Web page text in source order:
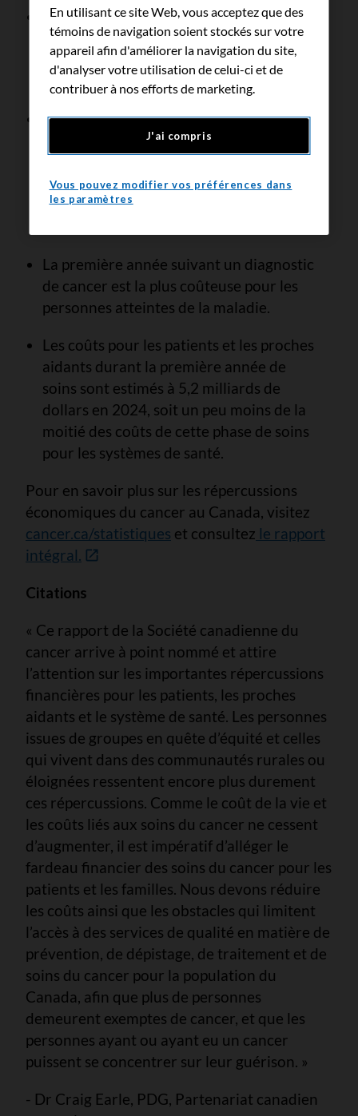
Les coûts pour le système de santé
devraient représenter 80 % des coûts du
cancer pour la société, soit environ 30,2
milliards de dollars en 2024.
Les cancers du poumon, du sein,
colorectal et de la prostate, réunis,
pour le système de santé et, selon les
prévisions, se chiffrer ensemble à 14,2
La première année suivant un diagnostic
de cancer est la plus coûteuse pour les
personnes atteintes de la maladie.
Les coûts pour les patients et les proches
aidants durant la première année de
soins sont estimés à 5,2 milliards de
dollars en 2024, soit un peu moins de la
moitié des coûts de cette phase de soins
pour les systèmes de santé.
Pour en savoir plus sur les répercussions
économiques du cancer au Canada, visitez
cancer.ca/statistiques et consultez le rapport
intégral.
Citations
« Ce rapport de la Société canadienne du
cancer arrive à point nommé et attire
l’attention sur les importantes répercussions
financières pour les patients, les proches
aidants et le système de santé. Les personnes
issues de groupes en quête d’équité et celles
qui vivent dans des communautés rurales ou
éloignées ressentent encore plus durement
ces répercussions. Comme le coût de la vie et
les coûts liés aux soins du cancer ne cessent
d’augmenter, il est impératif d’alléger le
fardeau financier des soins du cancer pour les
patients et les familles. Nous devons réduire
les coûts ainsi que les obstacles qui limitent
l’accès à des services de qualité en matière de
prévention, de dépistage, de traitement et de
soins du cancer pour la population du
Canada, afin que plus de personnes
demeurent exemptes de cancer, et que les
personnes ayant ou ayant eu un cancer
puissent se concentrer sur leur guérison. »
- Dr Craig Earle, PDG, Partenariat canadien
En utilisant ce site Web, vous acceptez que des
témoins de navigation soient stockés sur votre
appareil afin d'améliorer la navigation du site,
d'analyser votre utilisation de celui-ci et de
contribuer à nos efforts de marketing.
J'ai compris
Vous pouvez modifier vos préférences dans
les paramètres